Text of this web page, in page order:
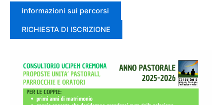
informazioni sui percorsi
RICHIESTA DI ISCRIZIONE